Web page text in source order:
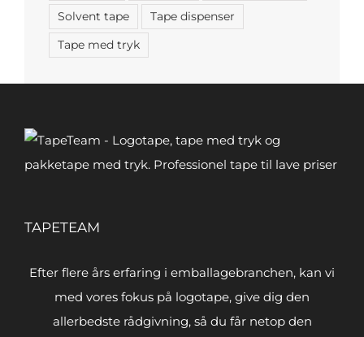
Solvent tape Tape dispenser
Tape med tryk
TAPETEAM
Efter flere års erfaring i emballagebranchen, kan vi
med vores fokus på logotape, give dig den
allerbedste rådgivning, så du får netop den